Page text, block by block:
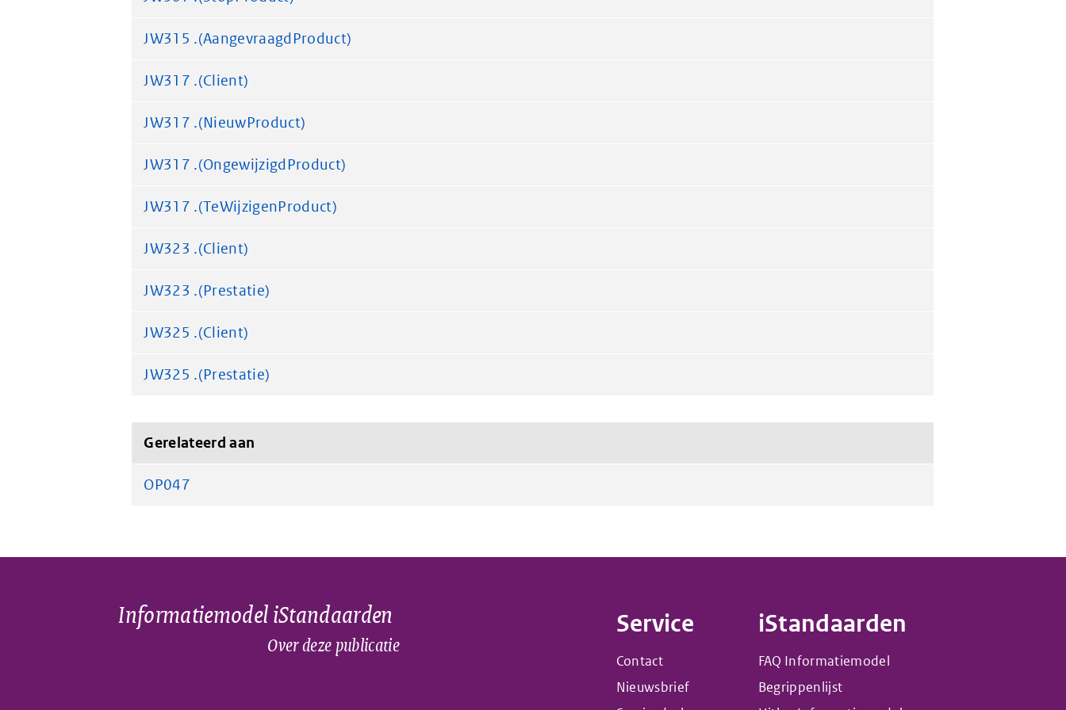
JW315 .(AangevraagdProduct)
JW317 .(Client)
JW317 .(NieuwProduct)
JW317 .(OngewijzigdProduct)
JW317 .(TeWijzigenProduct)
JW323 .(Client)
JW323 .(Prestatie)
JW325 .(Client)
JW325 .(Prestatie)
Gerelateerd aan
OP047
Informatiemodel iStandaarden
Over deze publicatie
Service
Contact
Nieuwsbrief
iStandaarden
FAQ Informatiemodel
Begrippenlijst